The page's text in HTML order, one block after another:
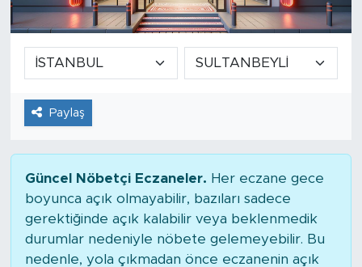
Paylaş
Güncel Nöbetçi Eczaneler. Her eczane gece
boyunca açık olmayabilir, bazıları sadece
gerektiğinde açık kalabilir veya beklenmedik
durumlar nedeniyle nöbete gelemeyebilir. Bu
nedenle, yola çıkmadan önce eczanenin açık